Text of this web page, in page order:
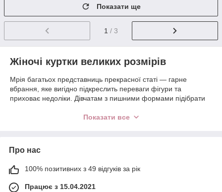
Показати ще
1 / 3
Жіночі куртки великих розмірів
Мрія багатьох представниць прекрасної статі — гарне
вбрання, яке вигідно підкреслить переваги фігури та
приховає недоліки. Дівчатам з пишними формами підібрати
big-fashion.com.uaдопоможе вирішити
розмірів для жінок на будь-який смак.
Пишнотілі красуні зможуть підібрати одяг у такому виконанні:
Пальто. Такий елемент гардероба допоможе
Показати все
Про нас
100% позитивних з 49 відгуків за рік
Працює з 15.04.2021